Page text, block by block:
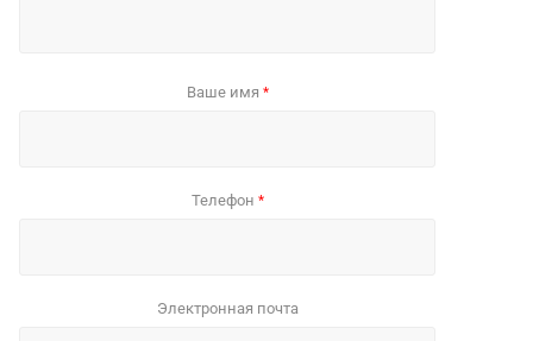
Ваше имя *
Телефон *
Электронная почта